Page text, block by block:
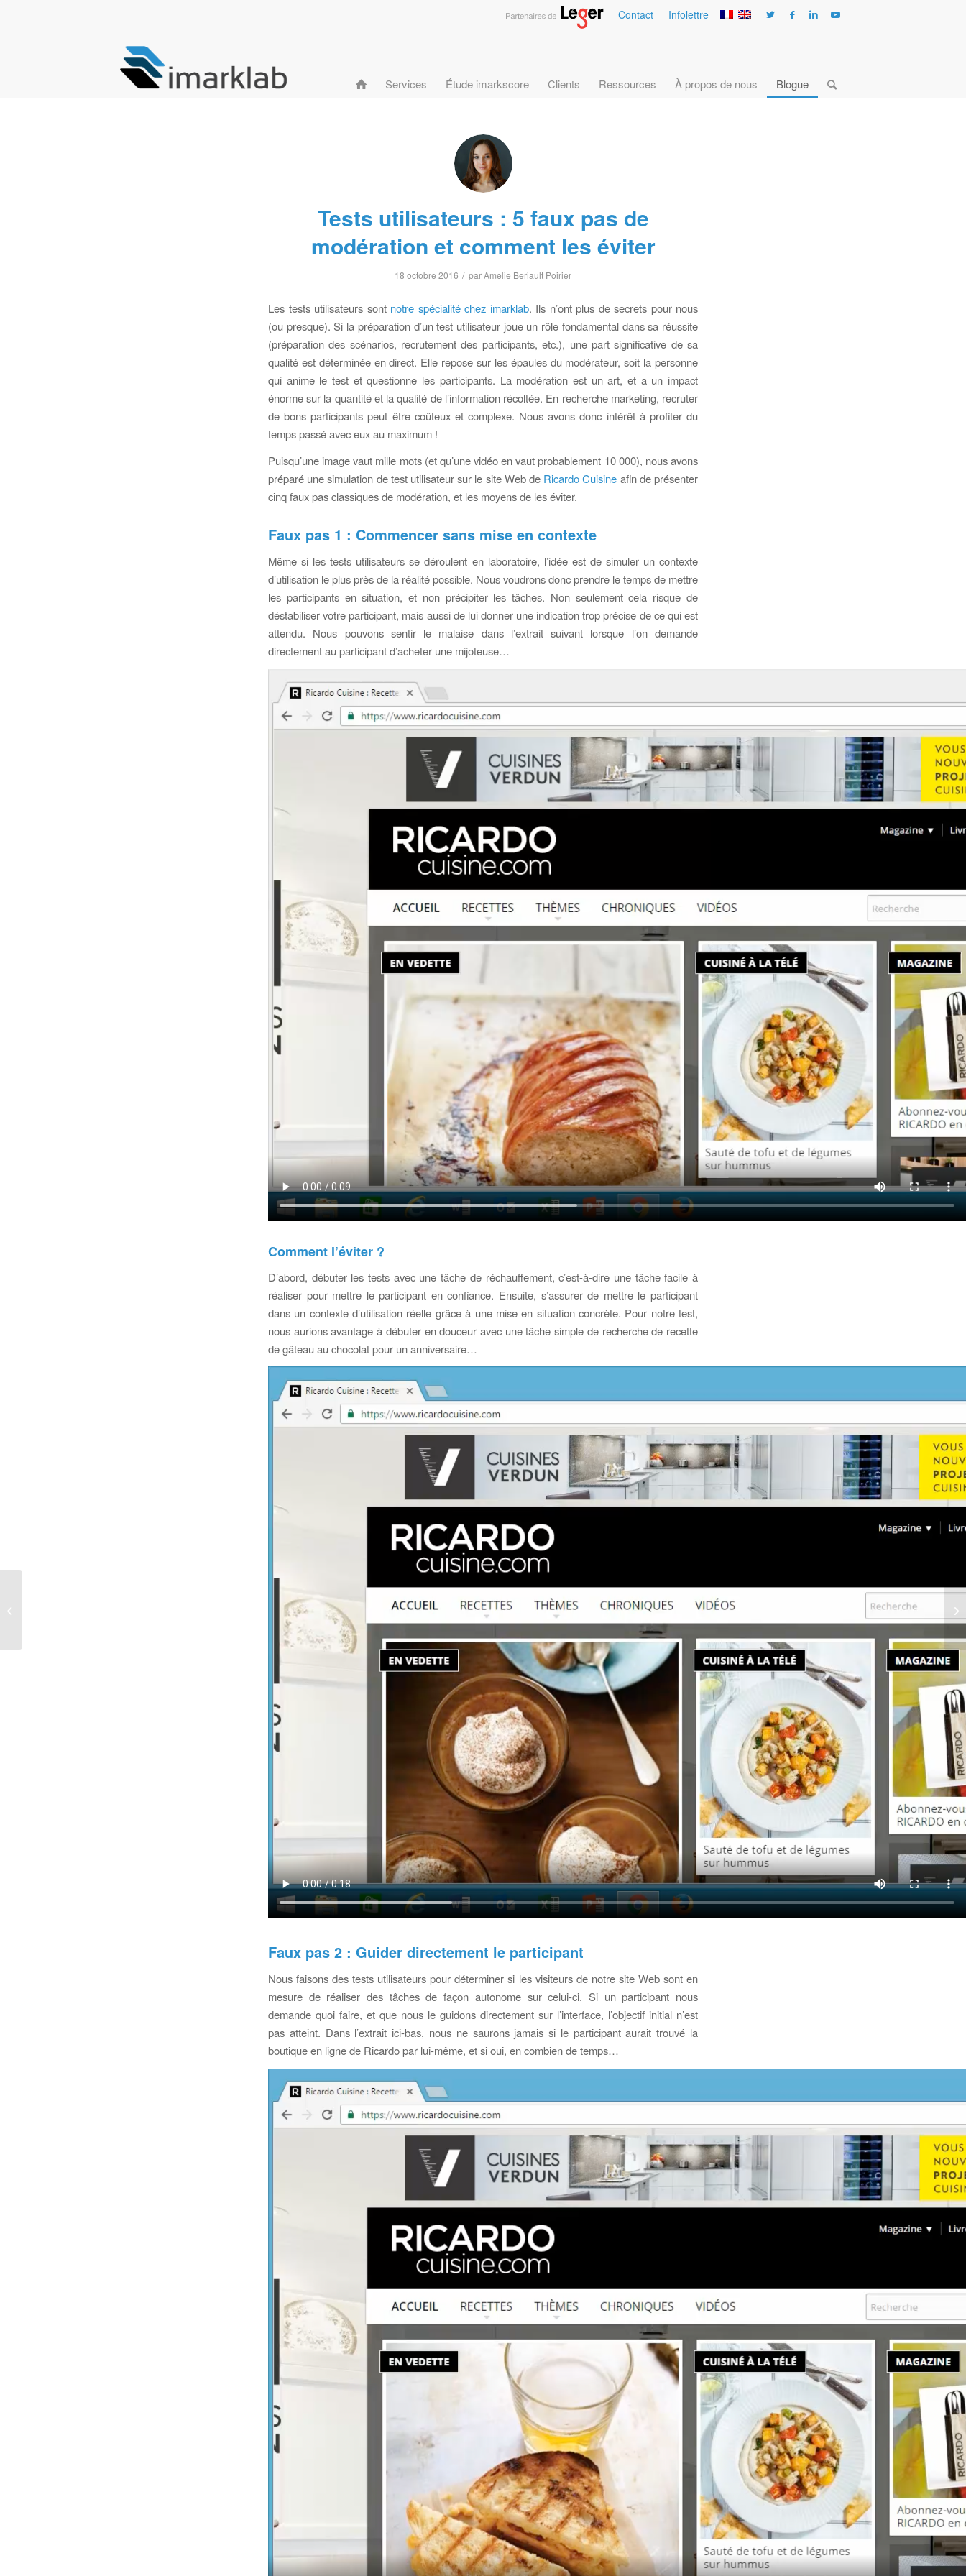
Contact Infolettre
Services Étude imarkscore Clients Ressources À propos de nous Blogue
Tests utilisateurs : 5 faux pas de
modération et comment les éviter
18 octobre 2016 / parAmelie Beriault Poirier
Les tests utilisateurs sont notre spécialité chez imarklab. Ils n’ont plus de secrets pour nous
(ou presque). Si la préparation d’un test utilisateur joue un rôle fondamental dans sa réussite
(préparation des scénarios, recrutement des participants, etc.), une part significative de sa
qualité est déterminée en direct. Elle repose sur les épaules du modérateur, soit la personne
qui anime le test et questionne les participants. La modération est un art, et a un impact
énorme sur la quantité et la qualité de l’information récoltée. En recherche marketing, recruter
de bons participants peut être coûteux et complexe. Nous avons donc intérêt à profiter du
temps passé avec eux au maximum !
Puisqu’une image vaut mille mots (et qu’une vidéo en vaut probablement 10 000), nous avons
préparé une simulation de test utilisateur sur le site Web de Ricardo Cuisine afin de présenter
cinq faux pas classiques de modération, et les moyens de les éviter.
Faux pas 1 : Commencer sans mise en contexte
Même si les tests utilisateurs se déroulent en laboratoire, l’idée est de simuler un contexte
d’utilisation le plus près de la réalité possible. Nous voudrons donc prendre le temps de mettre
les participants en situation, et non précipiter les tâches. Non seulement cela risque de
déstabiliser votre participant, mais aussi de lui donner une indication trop précise de ce qui est
attendu. Nous pouvons sentir le malaise dans l’extrait suivant lorsque l’on demande
directement au participant d’acheter une mijoteuse…
Comment l’éviter ?
D’abord, débuter les tests avec une tâche de réchauffement, c’est-à-dire une tâche facile à
réaliser pour mettre le participant en confiance. Ensuite, s’assurer de mettre le participant
dans un contexte d’utilisation réelle grâce à une mise en situation concrète. Pour notre test,
nous aurions avantage à débuter en douceur avec une tâche simple de recherche de recette
de gâteau au chocolat pour un anniversaire…
Faux pas 2 : Guider directement le participant
Nous faisons des tests utilisateurs pour déterminer si les visiteurs de notre site Web sont en
mesure de réaliser des tâches de façon autonome sur celui-ci. Si un participant nous
demande quoi faire, et que nous le guidons directement sur l’interface, l’objectif initial n’est
pas atteint. Dans l’extrait ici-bas, nous ne saurons jamais si le participant aurait trouvé la
boutique en ligne de Ricardo par lui-même, et si oui, en combien de temps…